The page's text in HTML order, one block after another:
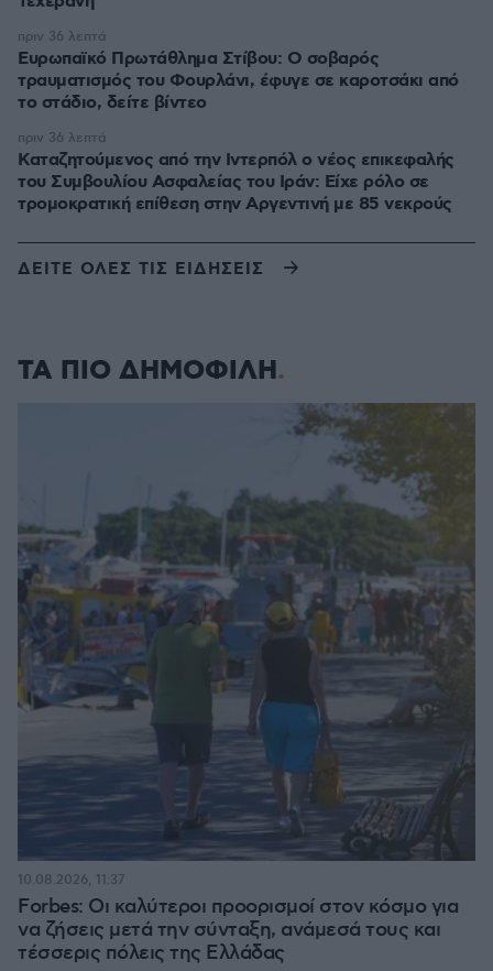
Ευρωπαϊκό Πρωτάθλημα Στίβου: Ο σοβαρός
τραυματισμός του Φουρλάνι, έφυγε σε καροτσάκι από
το στάδιο, δείτε βίντεο
πριν 36 λεπτά
Καταζητούμενος από την Ιντερπόλ ο νέος επικεφαλής
του Συμβουλίου Ασφαλείας του Ιράν: Είχε ρόλο σε
τρομοκρατική επίθεση στην Αργεντινή με 85 νεκρούς
πριν 36 λεπτά
ΔΕΙΤΕ ΟΛΕΣ ΤΙΣ ΕΙΔΗΣΕΙΣ
ΤΑ ΠΙΟ ΔΗΜΟΦΙΛΗ
Forbes: Οι καλύτεροι προορισμοί στον κόσμο για
να ζήσεις μετά την σύνταξη, ανάμεσά τους και
τέσσερις πόλεις της Ελλάδας
10.08.2026, 11:37